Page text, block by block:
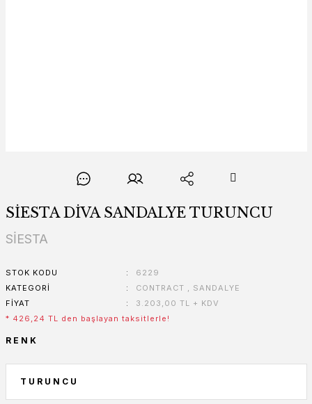
SİESTA DİVA SANDALYE TURUNCU
SİESTA
STOK KODU
6229
KATEGORI
CONTRACT , SANDALYE
FIYAT
3.203,00 TL + KDV
* 426,24 TL den başlayan taksitlerle!
RENK